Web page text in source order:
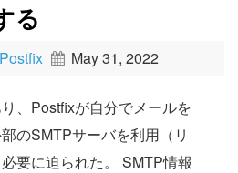
る
Postfix May 31, 2022
、Postfixが自分でメールを
のSMTPサーバを利用（リ
要に迫られた。 SMTP情報